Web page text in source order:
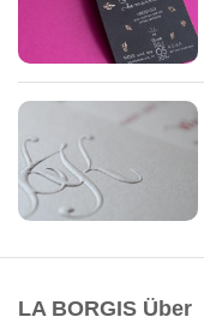
LA BORGIS Über